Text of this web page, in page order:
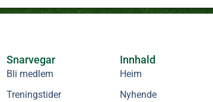
Snarvegar
Bli medlem
Treningstider
Innhald
Heim
Nyhende